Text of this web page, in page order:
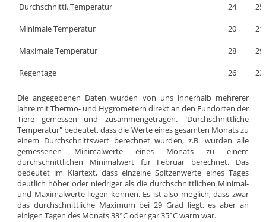
Durchschnittl. Temperatur
24 25
Minimale Temperatur 20 21
Maximale Temperatur 28 29
Regentage 26 23
Die angegebenen Daten wurden von uns innerhalb mehrerer
Jahre mit Thermo- und Hygrometern direkt an den Fundorten der
Tiere gemessen und zusammengetragen. "Durchschnittliche
Temperatur" bedeutet, dass die Werte eines gesamten Monats zu
einem Durchschnittswert berechnet wurden, z.B. wurden alle
gemessenen Minimalwerte eines Monats zu einem
durchschnittlichen Minimalwert für Februar berechnet. Das
bedeutet im Klartext, dass einzelne Spitzenwerte eines Tages
deutlich höher oder niedriger als die durchschnittlichen Minimal-
und Maximalwerte liegen können. Es ist also möglich, dass zwar
das durchschnittliche Maximum bei 29 Grad liegt, es aber an
einigen Tagen des Monats 33°C oder gar 35°C warm war.